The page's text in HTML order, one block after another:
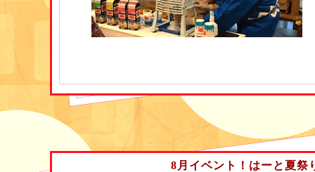
8月イベント！はーと夏祭